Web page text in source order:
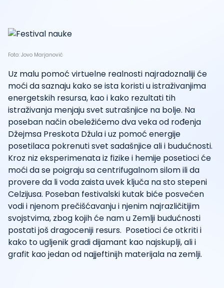
Foto: Jovo Marjanović
Uz malu pomoć virtuelne realnosti najradoznaliji će
moći da saznaju kako se ista koristi u istraživanjima
energetskih resursa, kao i kako rezultati tih
istraživanja menjaju svet sutrašnjice na bolje. Na
poseban način obeležićemo dva veka od rođenja
Džejmsa Preskota Džula i uz pomoć energije
posetilaca pokrenuti svet sadašnjice ali i budućnosti.
Kroz niz eksperimenata iz fizike i hemije posetioci će
moći da se poigraju sa centrifugalnom silom ili da
provere da li voda zaista uvek ključa na sto stepeni
Celzijusa. Poseban festivalski kutak biće posvećen
vodi i njenom prečišćavanju i njenim najrazličitijim
svojstvima, zbog kojih će nam u Zemlji budućnosti
postati još dragoceniji resurs. Posetioci će otkriti i
kako to ugljenik gradi dijamant kao najskuplji, ali i
grafit kao jedan od najjeftinijh materijala na zemlji.